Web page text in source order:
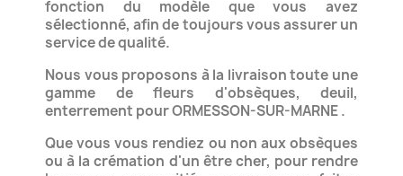
fonction du modèle que vous avez
sélectionné, afin de toujours vous assurer un
service de qualité.
Nous vous proposons à la livraison toute une
gamme de fleurs d'obsèques, deuil,
enterrement pour ORMESSON-SUR-MARNE .
Que vous vous rendiez ou non aux obsèques
ou à la crémation d'un être cher, pour rendre